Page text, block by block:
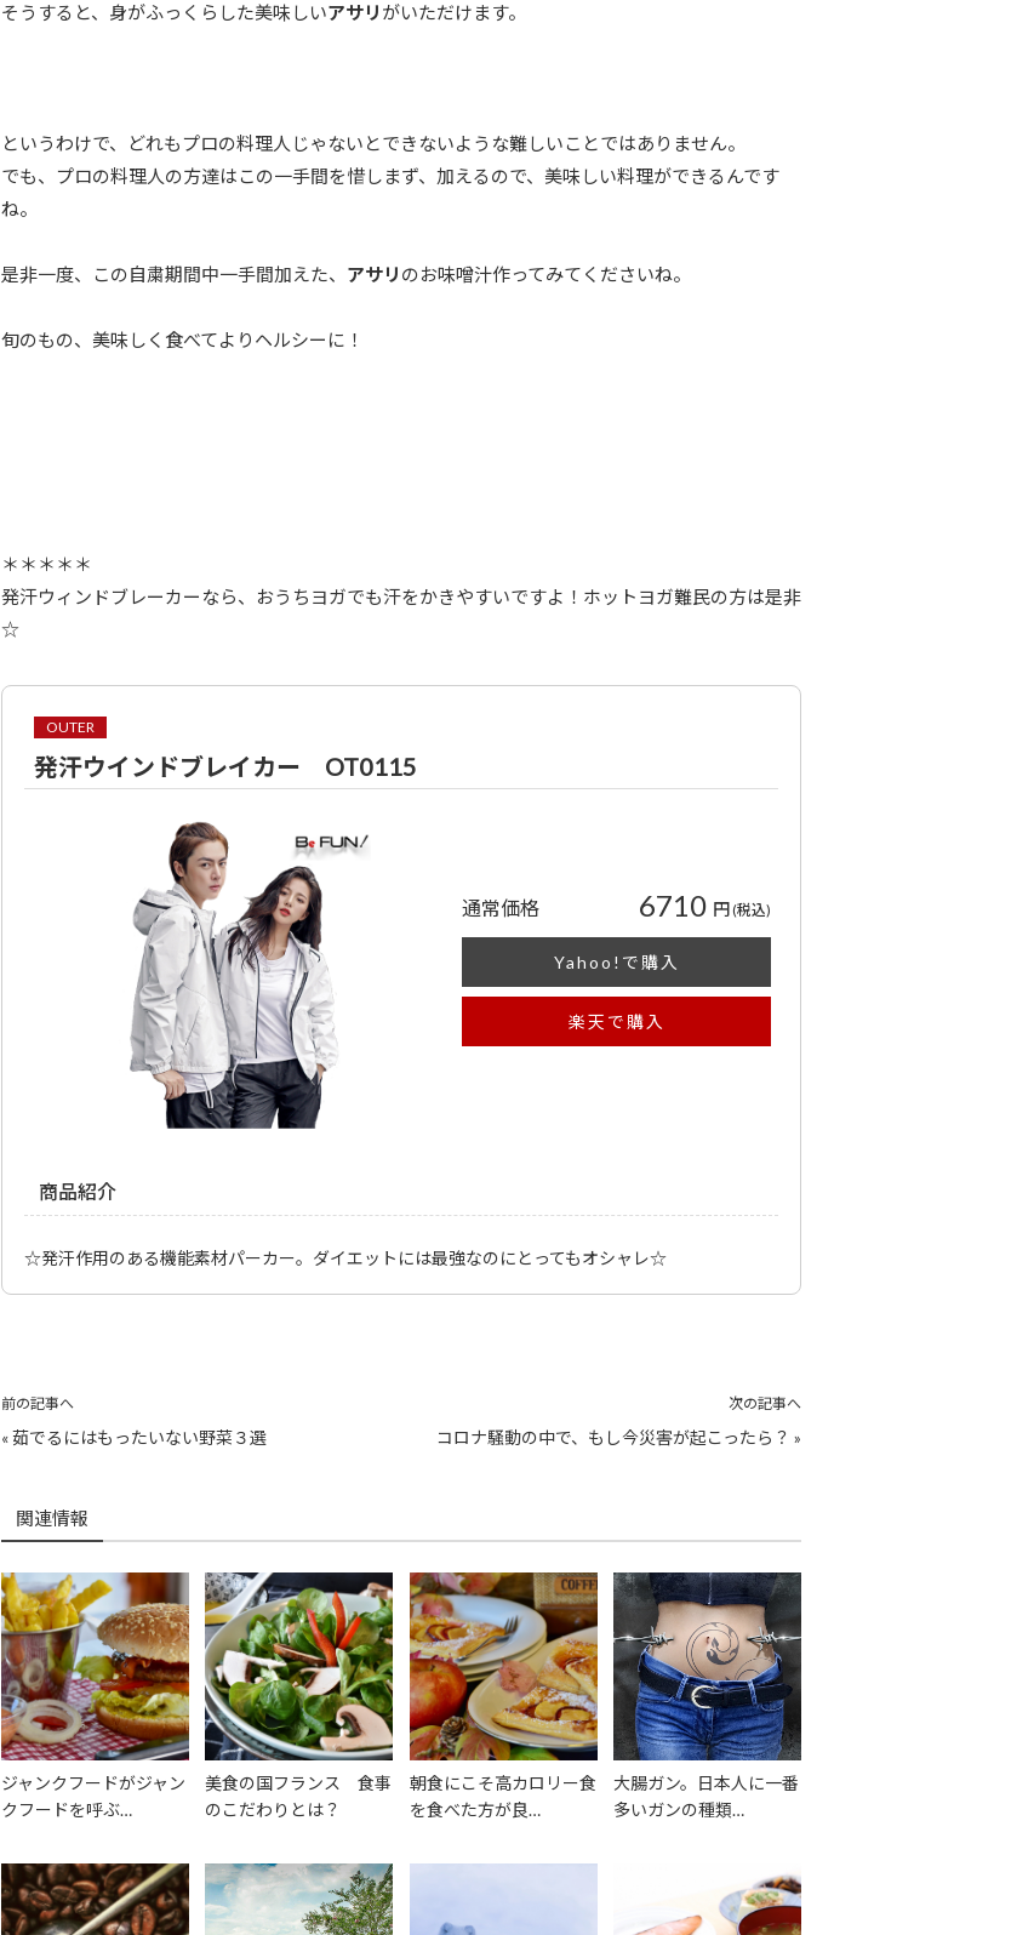
そうすると、身がふっくらした美味しいアサリ がいただけます。
というわけで、どれもプロの料理人じゃないとできないような難しいことではありません。
でも、プロの料理人の方達はこの一手間を惜しまず、加えるので、美味しい料理ができるんです
ね。
是非一度、この自粛期間中一手間加えた、 アサリ のお味噌汁作ってみてくださいね。
旬のもの、美味しく食べてよりヘルシーに！
＊＊＊＊＊
発汗ウィンドブレーカーなら、おうちヨガでも汗をかきやすいですよ！ホットヨガ難民の方は是非
☆
OUTER
発汗ウインドブレイカー OT0115
通常価格 6710 円 (税込)
Yahoo!で購入
楽天で購入
商品紹介
☆発汗作用のある機能素材パーカー。ダイエットには最強なのにとってもオシャレ☆
前の記事へ
«茹でるにはもったいない野菜３選
次の記事へ
コロナ騒動の中で、もし今災害が起こったら？ »
関連情報
ジャンクフードがジャン
クフードを呼ぶ…
美食の国フランス 食事
のこだわりとは？
朝食にこそ高カロリー食
を食べた方が良…
大腸ガン。日本人に一番
多いガンの種類…